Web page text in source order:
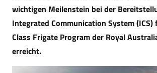
wichtigen Meilenstein bei der
Integrated Communication System
Class Frigate Program der Royal
erreicht.